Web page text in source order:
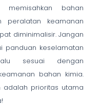
bahan
peralatan keamanan
diminimalisir. Jangan
panduan keselamatan
sesuai dengan
bahan kimia.
adalah prioritas utama